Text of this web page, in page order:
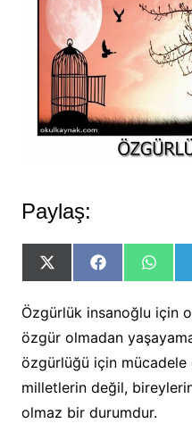
Paylaş:
Share
on
(Twitter)
Share
on
Share
on
Özgürlük insanoğlu için
özgür olmadan
özgürlüğü için mücadele
milletlerin değil,
olmaz bir durumdur.